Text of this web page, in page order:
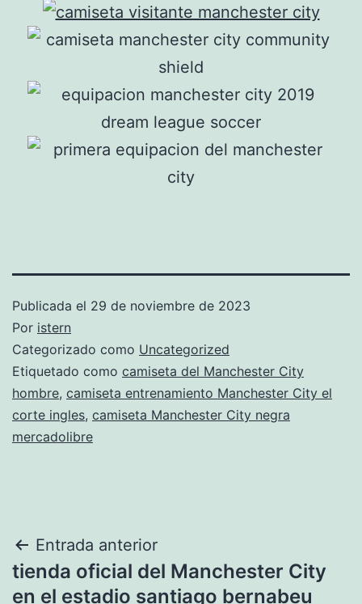
Publicada el 29 de noviembre de 2023
Por istern
Categorizado como Uncategorized
Etiquetado como camiseta del Manchester City
hombre, camiseta entrenamiento Manchester City el
corte ingles, camiseta Manchester City negra
mercadolibre
Navegación
de
Entrada anterior
tienda oficial del Manchester City
en el estadio santiago bernabeu